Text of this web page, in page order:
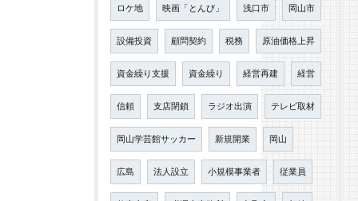
ロケ地 映画「とんび」 浅口市 岡山市
設備投資 顧問契約 税務 原油価格上昇
資金繰り支援 資金繰り 経営再建 経営
信頼 支店閉鎖 ラジオ出演 テレビ取材
岡山学芸館サッカー 新規開業 岡山
広島 法人設立 小規模事業者 従業員